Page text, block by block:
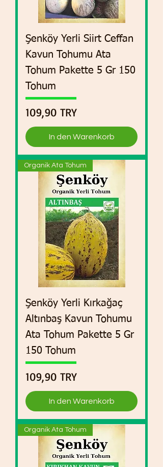
Şenköy Yerli Siirt Ceffan
Kavun Tohumu Ata
Tohum Pakette 5 Gr 150
Tohum
Preis
109,90 TRY
In den Warenkorb
Organik Ata Tohum
Şenköy Yerli Kırkağaç
Altınbaş Kavun Tohumu
Ata Tohum Pakette 5 Gr
150 Tohum
Preis
109,90 TRY
In den Warenkorb
Organik Ata Tohum